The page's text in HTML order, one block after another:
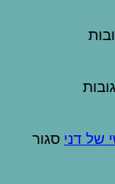
קצר
על
זוגיעל
של דני סגור